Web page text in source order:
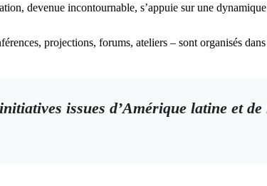
devenue incontournable, s’appuie sur une
projections, forums, ateliers – sont organisés
issues d’Amérique latine et